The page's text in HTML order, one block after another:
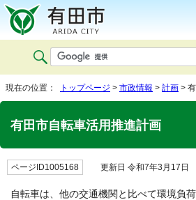
現在の位置： トップページ > 市政情報 > 計画 >
有田市自転車活用推進計画
ページID1005168 更新日 令和7年3月17日
自転車は、他の交通機関と比べて環境負